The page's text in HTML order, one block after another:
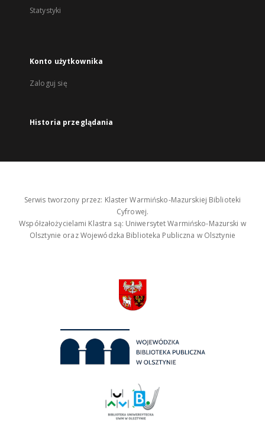
Statystyki
Konto użytkownika
Zaloguj się
Historia przeglądania
Serwis tworzony przez: Klaster Warmińsko-Mazurskiej Biblioteki
Cyfrowej.
Współzałożycielami Klastra są: Uniwersytet Warmińsko-Mazurski w
Olsztynie oraz Wojewódzka Biblioteka Publiczna w Olsztynie